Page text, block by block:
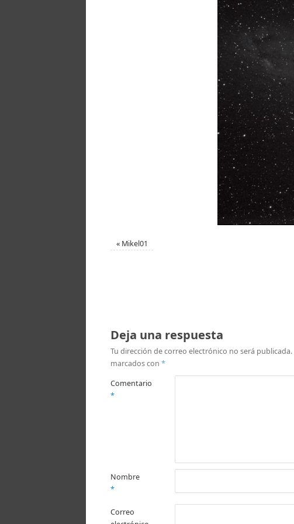
« Mikel01
Deja una respuesta
Tu dirección de correo electrónico no será publicada.
marcados con *
Comentario
*
Nombre
*
Correo